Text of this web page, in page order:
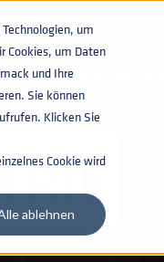
um
Cookies, um Daten
und Ihre
Sie können
Klicken Sie
Cookie wird
ablehnen
KEGS FÜR